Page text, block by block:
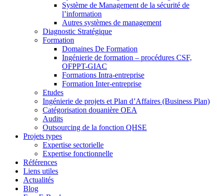
Système de Management de la sécurité de
l’information
Autres systèmes de management
Diagnostic Stratégique
Formation
Domaines De Formation
Ingénierie de formation – procédures CSF,
OFPPT-GIAC
Formations Intra-entreprise
Formation Inter-entreprise
Etudes
Ingénierie de projets et Plan d’Affaires (Business Plan)
Catégorisation douanière OEA
Audits
Outsourcing de la fonction QHSE
Projets types
Expertise sectorielle
Expertise fonctionnelle
Références
Liens utiles
Actualités
Blog